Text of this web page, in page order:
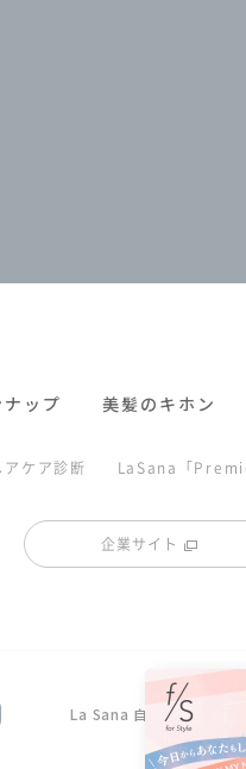
ップ 美髪のキホン
アケア診断 LaSana「
企業サイト
La Sana 自社工場